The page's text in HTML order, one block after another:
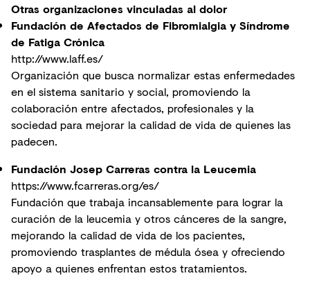
Otras organizaciones vinculadas al dolor
Fundación de Afectados de Fibromialgia y Síndrome
de Fatiga Crónica
http://www.laff.es/
Organización que busca normalizar estas enfermedades
en el sistema sanitario y social, promoviendo la
colaboración entre afectados, profesionales y la
sociedad para mejorar la calidad de vida de quienes las
padecen.
Fundación Josep Carreras contra la Leucemia
https://www.fcarreras.org/es/
Fundación que trabaja incansablemente para lograr la
curación de la leucemia y otros cánceres de la sangre,
mejorando la calidad de vida de los pacientes,
promoviendo trasplantes de médula ósea y ofreciendo
apoyo a quienes enfrentan estos tratamientos.